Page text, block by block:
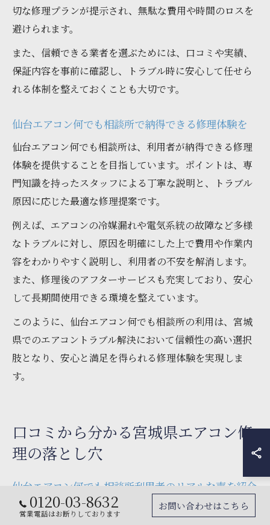
切な修理プランが提示され、無駄な費用や時間のロスを
避けられます。
また、信頼できる業者を選ぶためには、口コミや実績、
保証内容を事前に確認し、トラブル時に安心して任せら
れる体制を整えておくことも大切です。
仙台エアコン何でも相談所で納得できる修理体験を
仙台エアコン何でも相談所は、利用者が納得できる修理
体験を提供することを目指しています。ポイントは、専
門知識を持ったスタッフによる丁寧な説明と、トラブル
原因に応じた最適な修理提案です。
例えば、エアコンの冷媒漏れや電気系統の故障など多様
なトラブルに対し、原因を明確にした上で費用や作業内
容をわかりやすく説明し、利用者の不安を解消します。
また、修理後のアフターサービスも充実しており、安心
して長期間使用できる環境を整えています。
このように、仙台エアコン何でも相談所の利用は、宮城
県でのエアコントラブル解決において信頼性の高い選択
肢となり、安心と満足を得られる修理体験を実現しま
す。
口コミから分かる宮城県エアコン修
理の落とし穴
仙台エアコン何でも相談所利用者のリアルな声を紹介
仙台エアコン何でも相談所を利用した多くの方々から
0120-03-8632
営業電話はお断りしております
お問い合わせはこちら